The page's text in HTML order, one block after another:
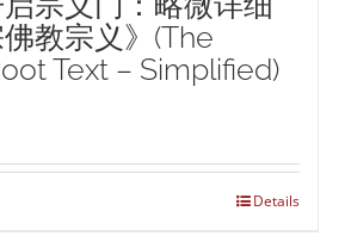
教宗义》(The
Text – Simplified)
Details